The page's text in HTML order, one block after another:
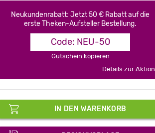
Neukundenrabatt: Jetzt 50 € Rabatt auf die
erste Theken-Aufsteller Bestellung.
Code: NEU-50
Gutschein kopieren
Details zur Aktion
IN DEN WARENKORB